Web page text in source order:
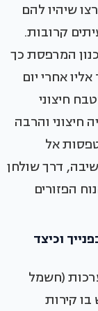
שיהיו להם
קרובות.
המרפסת כך
אחרי יום
חיצוני
חיצוני והרבה
אל
דרך שולחן
הפזורים
וכיצד
(חשמל
בו קירות